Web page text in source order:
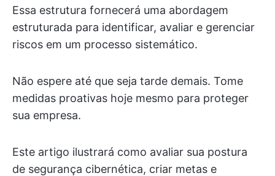
Essa estrutura fornecerá uma abordagem
estruturada para identificar, avaliar e gerenciar
riscos em um processo sistemático.
Não espere até que seja tarde demais. Tome
medidas proativas hoje mesmo para proteger
sua empresa.
Este artigo ilustrará como avaliar sua postura
de segurança cibernética, criar metas e